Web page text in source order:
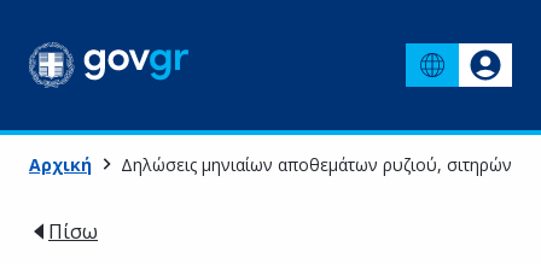
Αρχική Δηλώσεις μηνιαίων αποθεμάτων ρυζιού, σιτηρών
Πίσω